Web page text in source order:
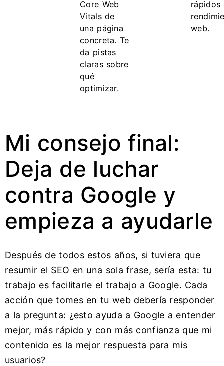
Core Web
Vitals de
una página
concreta. Te
da pistas
claras sobre
qué
optimizar.
rápidos
web.
Mi consejo final:
Deja de luchar
contra Google y
empieza a ayudarle
Después de todos estos años, si tuviera que
resumir el SEO en una sola frase, sería esta: tu
trabajo es facilitarle el trabajo a Google. Cada
acción que tomes en tu web debería responder
a la pregunta: ¿esto ayuda a Google a entender
mejor, más rápido y con más confianza que mi
contenido es la mejor respuesta para mis
usuarios?